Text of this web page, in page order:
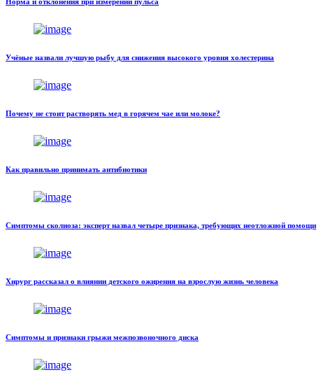
Учёные назвали лучшую рыбу для снижения высокого уровня холестерина
Почему не стоит растворять мед в горячем чае или молоке?
Как правильно принимать антибиотики
Симптомы сколиоза: эксперт назвал четыре признака, требующих неотложной помощи
Хирург рассказал о влиянии детского ожирения на взрослую жизнь человека
Симптомы и признаки грыжи межпозвоночного диска